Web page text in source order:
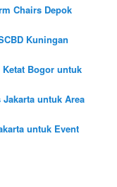
Chairs Depok
Kuningan
Ketat Bogor untuk
untuk Area
untuk Event